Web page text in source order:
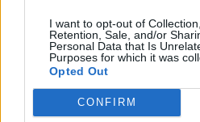
I want to opt-out of
Retention, Sale, and/or
Personal Data that Is
Purposes for which it was
Opted Out
CONFIRM
A magzati
légszennyezés
zavarokat